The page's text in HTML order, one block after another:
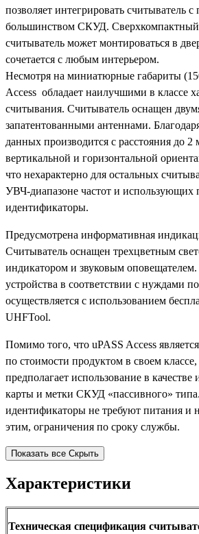
позволяет интегрировать считыватель
большинством СКУД.
считыватель может монтироваться в
сочетается с любым интерьером.
Несмотря на миниатюрные габариты
Access обладает наилучшими в классе
считывания. Считыватель оснащен
запатентованными антеннами.
данных производится с расстояния до 2
вертикальной и горизонтальной
что нехарактерно для остальных
УВЧ-диапазоне частот и использующих
идентификаторы.
Предусмотрена информативная
Считыватель оснащен трехцветным
индикатором и звуковым
устройства в соответствии с нуждами
осуществляется с использованием
UHFTool.
Помимо того, что uPASS Access
по стоимости продуктом в своем
предполагает использование в качестве
карты и метки СКУД «пассивного»
идентификаторы не требуют питания и
этим, ограничения по сроку службы.
Показать все Скрыть
Характеристики
Техническая спецификация